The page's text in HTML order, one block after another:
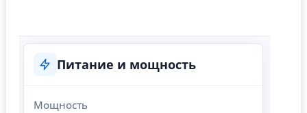
Питание и мощность
Мощность